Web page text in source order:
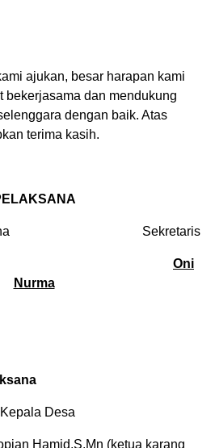
ajukan, besar harapan kami
bekerjasama dan mendukung
dengan baik. Atas
terima kasih.
Sekretaris
Oni
Nurma
Desa
(ketua karang